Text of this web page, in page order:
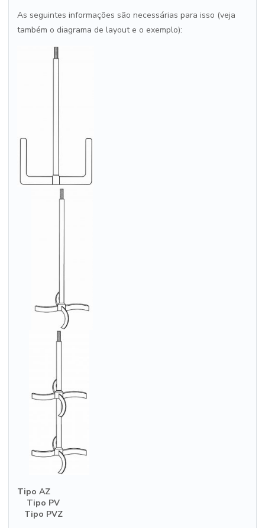
As seguintes informações são necessárias para isso (veja
também o diagrama de layout e o exemplo):
Tipo AZ
Tipo PV
Tipo PVZ